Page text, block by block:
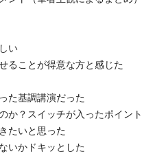
い
ることが得意な方と感じた
た基調講演だった
か？スイッチが入ったポイント
たいと思った
いかドキッとした